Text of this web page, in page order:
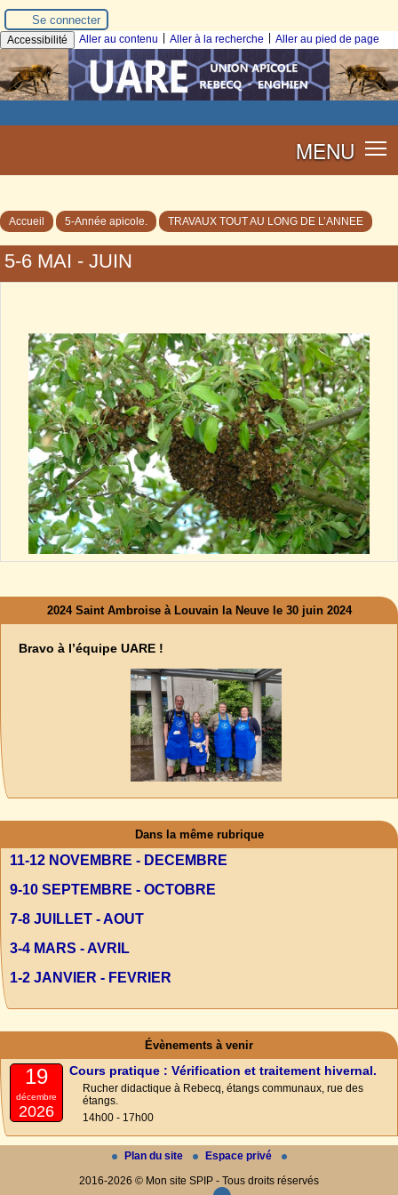
Se connecter
Accessibilité Aller au contenu Aller à la recherche Aller au pied de page
MENU
Accueil 5-Année apicole. TRAVAUX TOUT AU LONG DE L’ANNEE
5-6 MAI - JUIN
2024 Saint Ambroise à Louvain la Neuve le 30 juin 2024
Bravo à l’équipe UARE !
Dans la même rubrique
11-12 NOVEMBRE - DECEMBRE
9-10 SEPTEMBRE - OCTOBRE
7-8 JUILLET - AOUT
3-4 MARS - AVRIL
1-2 JANVIER - FEVRIER
Évènements à venir
19
décembre
2026
Cours pratique : Vérification et traitement hivernal.
Rucher didactique à Rebecq, étangs communaux, rue des
étangs.
14h00 - 17h00
Plan du site
Espace privé
2016-2026 © Mon site SPIP - Tous droits réservés